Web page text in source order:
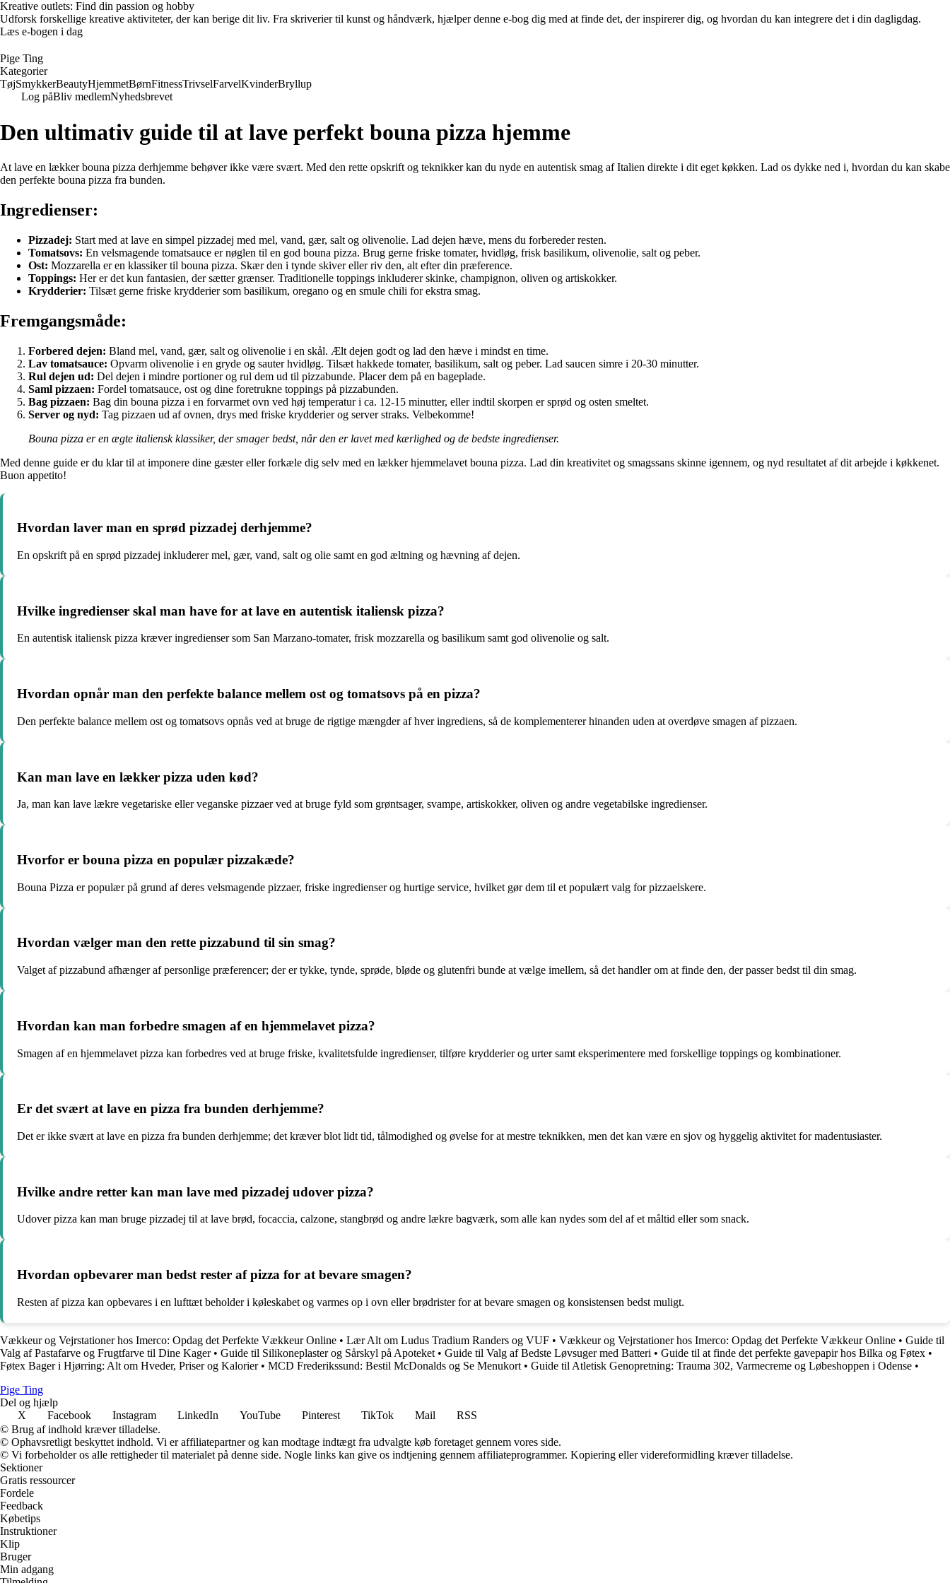
Kreative outlets: Find din passion og hobby
Udforsk forskellige kreative aktiviteter, der kan berige dit liv. Fra skriverier til kunst og håndværk, hjælper denne e-bog dig med at finde det, der inspirerer dig, og hvordan du kan integrere det i din dagligdag.
Læs e-bogen i dag
Pige Ting
Kategorier
TøjSmykkerBeautyHjemmetBørnFitnessTrivselFarvelKvinderBryllup
Log påBliv medlemNyhedsbrevet
Den ultimativ guide til at lave perfekt bouna pizza hjemme
At lave en lækker bouna pizza derhjemme behøver ikke være svært. Med den rette opskrift og teknikker kan du nyde en autentisk smag af Italien direkte i dit eget køkken. Lad os dykke ned i, hvordan du kan skabe
den perfekte bouna pizza fra bunden.
Ingredienser:
Pizzadej: Start med at lave en simpel pizzadej med mel, vand, gær, salt og olivenolie. Lad dejen hæve, mens du forbereder resten.
Tomatsovs: En velsmagende tomatsauce er nøglen til en god bouna pizza. Brug gerne friske tomater, hvidløg, frisk basilikum, olivenolie, salt og peber.
Ost: Mozzarella er en klassiker til bouna pizza. Skær den i tynde skiver eller riv den, alt efter din præference.
Toppings: Her er det kun fantasien, der sætter grænser. Traditionelle toppings inkluderer skinke, champignon, oliven og artiskokker.
Krydderier: Tilsæt gerne friske krydderier som basilikum, oregano og en smule chili for ekstra smag.
Fremgangsmåde:
Forbered dejen: Bland mel, vand, gær, salt og olivenolie i en skål. Ælt dejen godt og lad den hæve i mindst en time.
Lav tomatsauce: Opvarm olivenolie i en gryde og sauter hvidløg. Tilsæt hakkede tomater, basilikum, salt og peber. Lad saucen simre i 20-30 minutter.
Rul dejen ud: Del dejen i mindre portioner og rul dem ud til pizzabunde. Placer dem på en bageplade.
Saml pizzaen: Fordel tomatsauce, ost og dine foretrukne toppings på pizzabunden.
Bag pizzaen: Bag din bouna pizza i en forvarmet ovn ved høj temperatur i ca. 12-15 minutter, eller indtil skorpen er sprød og osten smeltet.
Server og nyd: Tag pizzaen ud af ovnen, drys med friske krydderier og server straks. Velbekomme!
Bouna pizza er en ægte italiensk klassiker, der smager bedst, når den er lavet med kærlighed og de bedste ingredienser.
Med denne guide er du klar til at imponere dine gæster eller forkæle dig selv med en lækker hjemmelavet bouna pizza. Lad din kreativitet og smagssans skinne igennem, og nyd resultatet af dit arbejde i køkkenet.
Buon appetito!
Hvordan laver man en sprød pizzadej derhjemme?
En opskrift på en sprød pizzadej inkluderer mel, gær, vand, salt og olie samt en god æltning og hævning af dejen.
Hvilke ingredienser skal man have for at lave en autentisk italiensk pizza?
En autentisk italiensk pizza kræver ingredienser som San Marzano-tomater, frisk mozzarella og basilikum samt god olivenolie og salt.
Hvordan opnår man den perfekte balance mellem ost og tomatsovs på en pizza?
Den perfekte balance mellem ost og tomatsovs opnås ved at bruge de rigtige mængder af hver ingrediens, så de komplementerer hinanden uden at overdøve smagen af pizzaen.
Kan man lave en lækker pizza uden kød?
Ja, man kan lave lækre vegetariske eller veganske pizzaer ved at bruge fyld som grøntsager, svampe, artiskokker, oliven og andre vegetabilske ingredienser.
Hvorfor er bouna pizza en populær pizzakæde?
Bouna Pizza er populær på grund af deres velsmagende pizzaer, friske ingredienser og hurtige service, hvilket gør dem til et populært valg for pizzaelskere.
Hvordan vælger man den rette pizzabund til sin smag?
Valget af pizzabund afhænger af personlige præferencer; der er tykke, tynde, sprøde, bløde og glutenfri bunde at vælge imellem, så det handler om at finde den, der passer bedst til din smag.
Hvordan kan man forbedre smagen af en hjemmelavet pizza?
Smagen af en hjemmelavet pizza kan forbedres ved at bruge friske, kvalitetsfulde ingredienser, tilføre krydderier og urter samt eksperimentere med forskellige toppings og kombinationer.
Er det svært at lave en pizza fra bunden derhjemme?
Det er ikke svært at lave en pizza fra bunden derhjemme; det kræver blot lidt tid, tålmodighed og øvelse for at mestre teknikken, men det kan være en sjov og hyggelig aktivitet for madentusiaster.
Hvilke andre retter kan man lave med pizzadej udover pizza?
Udover pizza kan man bruge pizzadej til at lave brød, focaccia, calzone, stangbrød og andre lækre bagværk, som alle kan nydes som del af et måltid eller som snack.
Hvordan opbevarer man bedst rester af pizza for at bevare smagen?
Resten af pizza kan opbevares i en lufttæt beholder i køleskabet og varmes op i ovn eller brødrister for at bevare smagen og konsistensen bedst muligt.
Vækkeur og Vejrstationer hos Imerco: Opdag det Perfekte Vækkeur Online • Lær Alt om Ludus Tradium Randers og VUF • Vækkeur og Vejrstationer hos Imerco: Opdag det Perfekte Vækkeur Online • Guide til
Valg af Pastafarve og Frugtfarve til Dine Kager• Guide til Silikoneplaster og Sårskyl på Apoteket • Guide til Valg af Bedste Løvsuger med Batteri • Guide til at finde det perfekte gavepapir hos Bilka og Føtex •
Føtex Bager i Hjørring: Alt om Hveder, Priser og Kalorier• MCD Frederikssund: Bestil McDonalds og Se Menukort • Guide til Atletisk Genopretning: Trauma 302, Varmecreme og Løbeshoppen i Odense •
Pige Ting
Del og hjælp
X
Facebook Instagram LinkedIn YouTube Pinterest TikTok Mail
RSS
© Brug af indhold kræver tilladelse.
© Ophavsretligt beskyttet indhold. Vi er affiliatepartner og kan modtage indtægt fra udvalgte køb foretaget gennem vores side.
© Vi forbeholder os alle rettigheder til materialet på denne side. Nogle links kan give os indtjening gennem affiliateprogrammer. Kopiering eller videreformidling kræver tilladelse.
Sektioner
Gratis ressourcer
Fordele
Feedback
Købetips
Instruktioner
Klip
Bruger
Min adgang